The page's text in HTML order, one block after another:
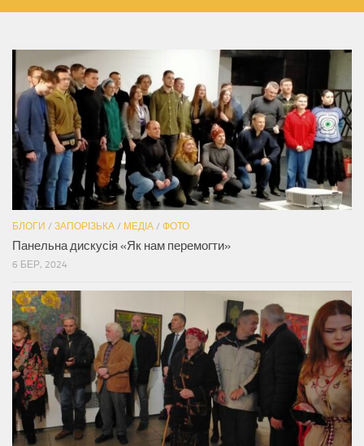
БЛОГИ / ЗАПОРІЗЬКА / МЕДІА / ФОТО
Панельна дискусія «Як нам перемогти»
6 БЕР, 2024